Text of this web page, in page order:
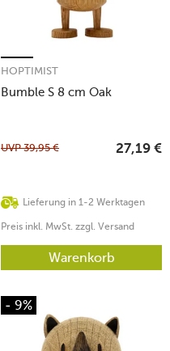
Bumble S 8 cm Oak
HOPTIMIST
Lieferung in 1-2 Werktagen
UVP39,95 € 27,19 €
Preis inkl. MwSt. zzgl. Versand
Warenkorb
- 9%